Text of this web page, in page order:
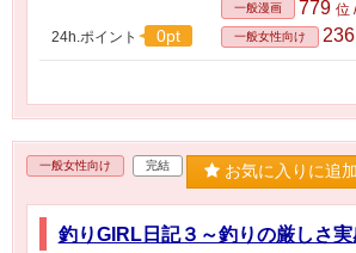
24h.ポイント 0pt
一般漫画 779 位
一般女性向け 236
一般女性向け 完結 お気に入りに追加
釣りGIRL日記３～釣りの厳しさ実